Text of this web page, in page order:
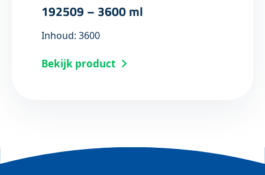
192509 – 3600 ml
Inhoud: 3600
Bekijk product